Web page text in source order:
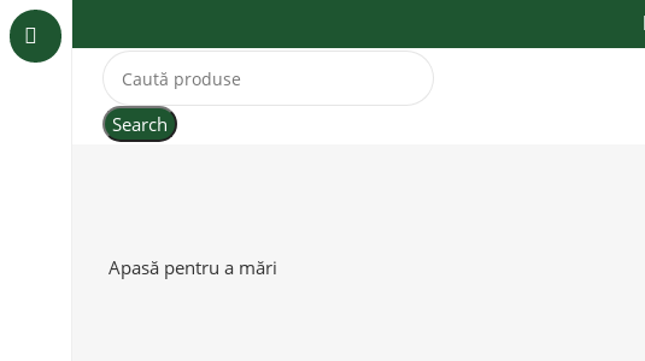
Search
Apasă pentru a mări